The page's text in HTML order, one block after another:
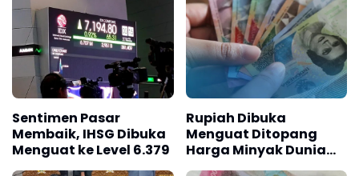
Sentimen Pasar
Membaik, IHSG Dibuka
Menguat ke Level 6.379
Rupiah Dibuka
Menguat Ditopang
Harga Minyak Dunia
yang Cenderung Turun